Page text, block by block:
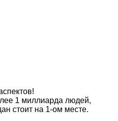
1 миллиарда людей,
стоит на 1-ом месте.